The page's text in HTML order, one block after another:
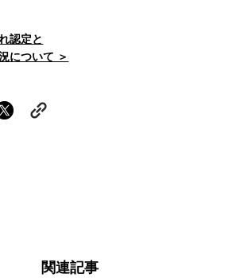
認定と
について ＞
関連記事